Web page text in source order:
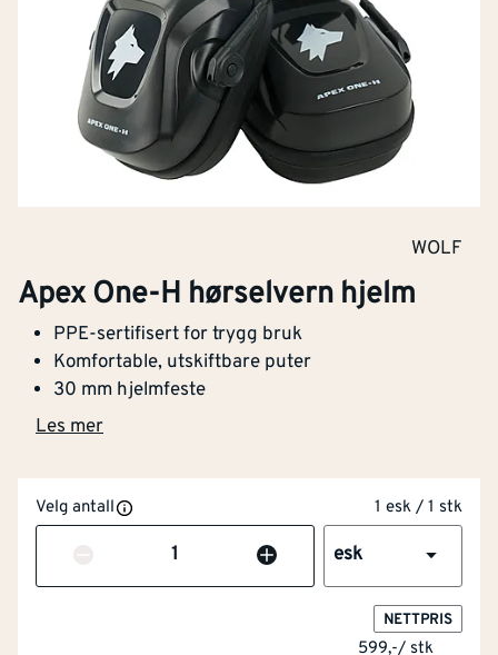
WOLF
Apex One-H hørselvern hjelm
PPE-sertifisert for trygg bruk
Komfortable, utskiftbare puter
30 mm hjelmfeste
Les mer
Velg antall 1 esk / 1 stk
Antall esk
NETTPRIS
599,-/ stk